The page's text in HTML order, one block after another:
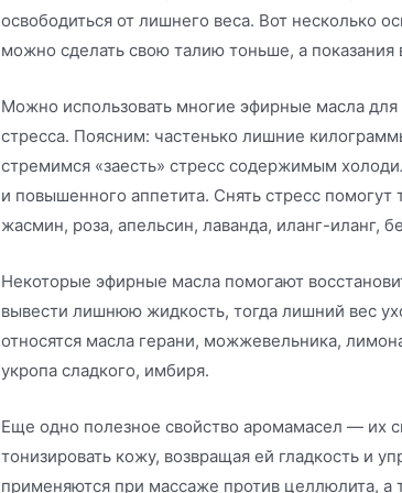
освободиться от лишнего веса. Вот несколько
можно сделать свою талию тоньше, а показания
Можно использовать многие эфирные масла
стресса. Поясним: частенько лишние
стремимся «заесть» стресс содержимым
и повышенного аппетита. Снять стресс помогут
жасмин, роза, апельсин, лаванда, иланг-иланг,
Некоторые эфирные масла помогают
вывести лишнюю жидкость, тогда лишний вес
относятся масла герани, можжевельника,
укропа сладкого, имбиря.
Еще одно полезное свойство аромамасел — их
тонизировать кожу, возвращая ей гладкость и
применяются при массаже против целлюлита, а